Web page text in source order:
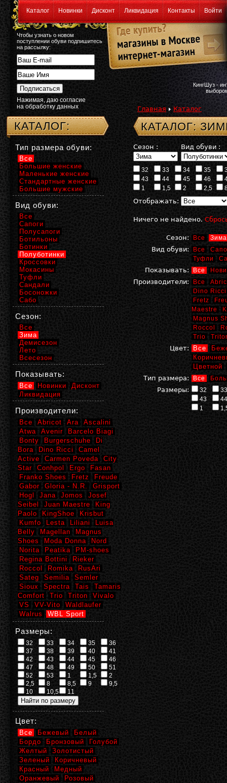
Каталог Новинки Дисконт Ликвидация Контакты Войти
Чтобы узнать о новом
поступлении обуви подпишитесь
на рассылку:
Нажимая, даю согласие
на обработку данных
КингШуз -
Главная Каталог
КАТАЛОГ:
Сезон : Вид обуви :
32 33 34 35
43
44 45 46
1
1,5 2 2,5
Отображать:
Ничего не найдено.
Сезон: Все Зима
Вид обуви: Все
Туфли
Показывать: Все
Производители: Все
Dino Ricci
Fretz
Maestre
Magnus
Roccol
Trio
Цвет: Все
Цветной
Тип размера:
Все
Размеры: 32
33
43
44
1
КАТАЛОГ:
Тип размера обуви:
Все
Большие женские
Маленькие женские
Стандартные женские
Большие мужские
Вид обуви:
Все
Сапоги
Полусапоги
Ботильоны
Ботинки
Полуботинки
Кроссовки
Мокасины
Туфли
Сандали
Босоножки
Сабо
Сезон:
Все
Зима
Демисезон
Лето
Всесезон
Показывать:
Все Новинки
Дисконт
Ликвидация
Производители:
Все Abricot Ara
Ascalini
Atwa
Avenir
Barcelo Biagi
Bonty
Burgerschuhe
Di
Bora
Dino Ricci
Camel
Active
Carmen Poveda
City
Star
Conhpol Ergo
Fasan
Franko Shoes
Fretz
Freude
Gabor
Gloria - N.R.
Grisport
Hogl
Jana Jomos
Josef
Seibel
Juan Maestre
King
Paolo
KingShoe
Krisbut
Kumfo
Lesta Liliani
Luisa
Belly
Magellan
Magnus
Shoes
Moda Donna
Nord
Norita
Peatika
PM-shoes
Regina Bottini
Rieker
Roccol
Romika
RusAri
Sateg
Semilia
Semler
Sioux
Spectra Tais
Tamaris
Comfort
Trio Triton
Vivalo
VS
VV-Vito
Waldlaufer
Walrus
WBL Sport
Размеры:
32 33 34 35
36
37
38 39 40
41
42
43 44 45
46
47
48 49 50
51
52
53 1 1,5
2
2,5
8 8,5 9
9,5
10
10,5 11
Цвет:
Все Бежевый
Белый
Бордо
Бронзовый
Голубой
Желтый
Золотистый
Зеленый
Коричневый
Красный
Медный
Оранжевый
Розовый